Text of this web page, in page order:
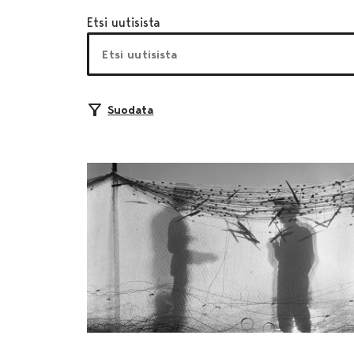
Etsi uutisista
Suodata